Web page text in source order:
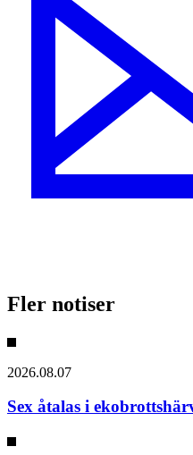
Fler notiser
2026.08.07
Sex åtalas i